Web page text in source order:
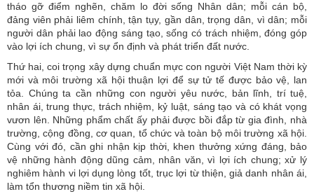
tháo gỡ điểm nghẽn, chăm lo đời sống Nhân dân; mỗi cán bộ,
đảng viên phải liêm chính, tận tụy, gần dân, trọng dân, vì dân; mỗi
người dân phải lao động sáng tạo, sống có trách nhiệm, đóng góp
vào lợi ích chung, vì sự ổn định và phát triển đất nước.
Thứ hai, coi trọng xây dựng chuẩn mực con người Việt Nam thời kỳ
mới và môi trường xã hội thuận lợi để sự tử tế được bảo vệ, lan
tỏa. Chúng ta cần những con người yêu nước, bản lĩnh, trí tuệ,
nhân ái, trung thực, trách nhiệm, kỷ luật, sáng tạo và có khát vọng
vươn lên. Những phẩm chất ấy phải được bồi đắp từ gia đình, nhà
trường, cộng đồng, cơ quan, tổ chức và toàn bộ môi trường xã hội.
Cùng với đó, cần ghi nhận kịp thời, khen thưởng xứng đáng, bảo
vệ những hành động dũng cảm, nhân văn, vì lợi ích chung; xử lý
nghiêm hành vi lợi dụng lòng tốt, trục lợi từ thiện, giả danh nhân ái,
làm tổn thương niềm tin xã hội.